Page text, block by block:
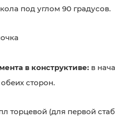
под углом 90 градусов.
в конструктиве: в
сторон.
торцевой (для первой